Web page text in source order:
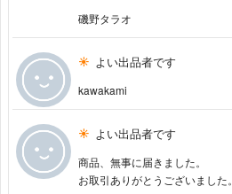
磯野タラオ
よい出品者です
kawakami
よい出品者です
商品、無事に届きました。
お取引ありがとうございました。